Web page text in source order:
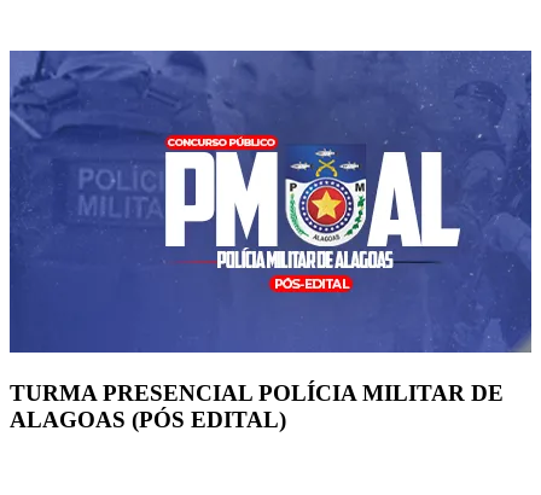
TURMA PRESENCIAL POLÍCIA MILITAR DE
ALAGOAS (PÓS EDITAL)